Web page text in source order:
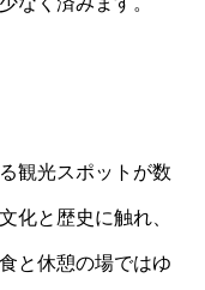
観光スポットが数
化と歴史に触れ、
と休憩の場ではゆ